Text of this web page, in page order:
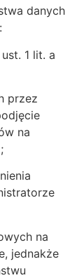
danych
1 lit. a
przez
na
na
jednakże